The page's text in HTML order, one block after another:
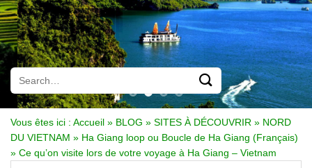
Vous êtes ici : Accueil » BLOG » SITES À DÉCOUVRIR » NORD
DU VIETNAM » Ha Giang loop ou Boucle de Ha Giang (Français)
» Ce qu’on visite lors de votre voyage à Ha Giang – Vietnam